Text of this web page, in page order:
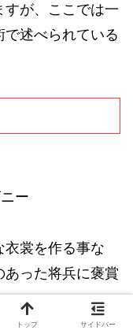
すが、ここでは一
述べられている
ー
衣裳を作る事な
あった将兵に褒賞
トップ サイドバー